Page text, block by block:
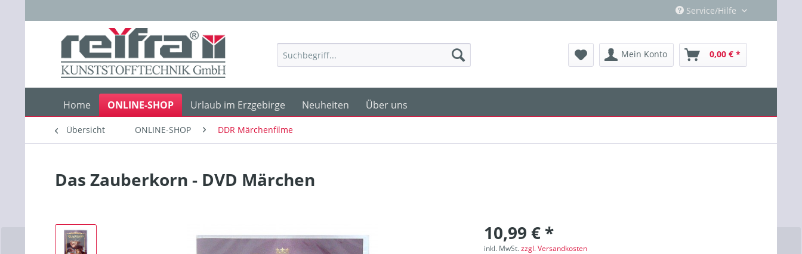
Service/Hilfe
Mein Konto 0,00 € *
Home ONLINE-SHOP Urlaub im Erzgebirge Neuheiten Über uns
Übersicht ONLINE-SHOP DDR Märchenfilme
Das Zauberkorn - DVD Märchen
10,99 € *
inkl. MwSt.zzgl. Versandkosten